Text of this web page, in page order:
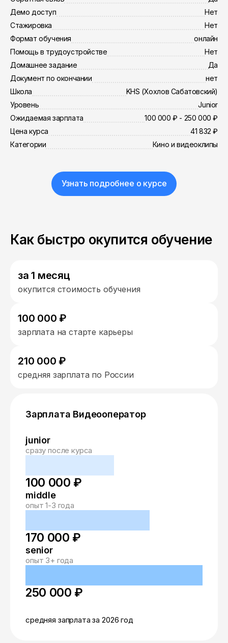
Демо доступ
Нет
Стажировка
Нет
Формат обучения
онлайн
Помощь в трудоустройстве
Нет
Домашнее задание
Да
Документ по окончании
нет
Школа
KHS (Хохлов Сабатовский)
Уровень
Junior
Ожидаемая зарплата
100 000 ₽ - 250 000 ₽
Цена курса
41 832 ₽
Категории
Кино и видеоклипы
Узнать подробнее о курсе
Как быстро окупится обучение
за 1 месяц
окупится стоимость обучения
100 000 ₽
зарплата на старте карьеры
210 000 ₽
средняя зарплата по России
Зарплата Видеооператор
junior
сразу после курса
100 000 ₽
middle
опыт 1-3 года
170 000 ₽
senior
опыт 3+ года
250 000 ₽
средняя запрлата за 2026 год